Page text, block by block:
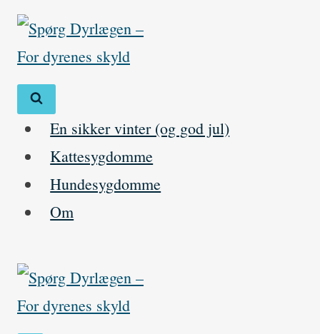
Skip
content
En sikker vinter (og god jul)
Kattesygdomme
Hundesygdomme
Om